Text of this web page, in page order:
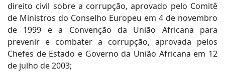
direito civil sobre a corrupção, aprovado pelo Comitê
de Ministros do Conselho Europeu em 4 de novembro
de 1999 e a Convenção da União Africana para
prevenir e combater a corrupção, aprovada pelos
Chefes de Estado e Governo da União Africana em 12
de julho de 2003;